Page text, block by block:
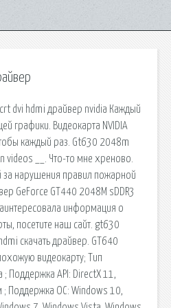
dvi hdmi драйвер nvidia Каждый
графики. Видеокарта NVIDIA
каждый раз. Gt630 2048m
__. Что-то мне хреново.
за нарушения правил пожарной
GeForce GT440 2048M sDDR3
информация о
посетите наш сайт. gt630
скачать драйвер. GT640
видеокарту; Тип
Поддержка API: DirectX 11,
; Поддержка ОС: Windows 10,